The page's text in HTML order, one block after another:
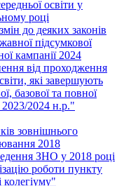
освіти у
році
до деяких законів
підсумкової
кампанії 2024
від проходження
які завершують
базової та повної
2023/2024 н.р."
зовнішнього
2018
ЗНО у 2018 році
роботи пункту
колегіуму"